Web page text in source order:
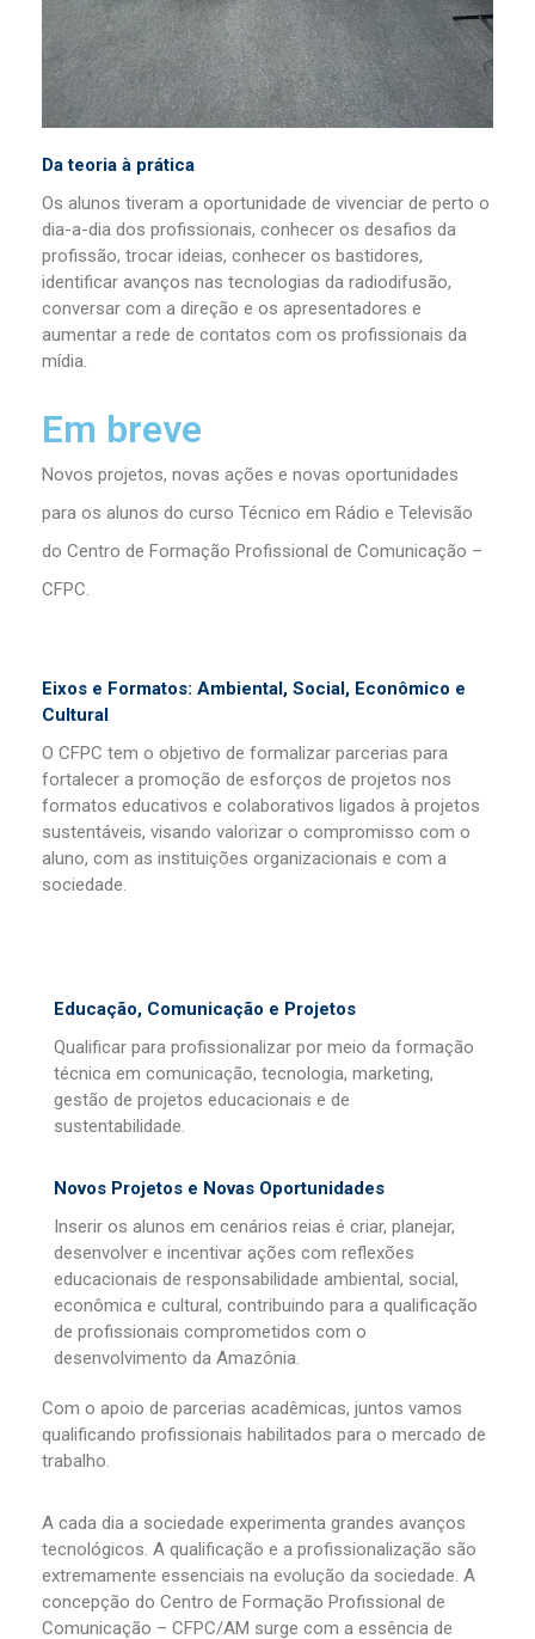
Da teoria à prática
Os alunos tiveram a oportunidade de vivenciar de perto o
dia-a-dia dos profissionais, conhecer os desafios da
profissão, trocar ideias, conhecer os bastidores,
identificar avanços nas tecnologias da radiodifusão,
conversar com a direção e os apresentadores e
aumentar a rede de contatos com os profissionais da
mídia.
Em breve
Novos projetos, novas ações e novas oportunidades
para os alunos do curso Técnico em Rádio e Televisão
do Centro de Formação Profissional de Comunicação –
CFPC.
Eixos e Formatos: Ambiental, Social, Econômico e
Cultural
O CFPC tem o objetivo de formalizar parcerias para
fortalecer a promoção de esforços de projetos nos
formatos educativos e colaborativos ligados à projetos
sustentáveis, visando valorizar o compromisso com o
aluno, com as instituições organizacionais e com a
sociedade.
Educação, Comunicação e Projetos
Qualificar para profissionalizar por meio da formação
técnica em comunicação, tecnologia, marketing,
gestão de projetos educacionais e de
sustentabilidade.
Novos Projetos e Novas Oportunidades
Inserir os alunos em cenários reias é criar, planejar,
desenvolver e incentivar ações com reflexões
educacionais de responsabilidade ambiental, social,
econômica e cultural, contribuindo para a qualificação
de profissionais comprometidos com o
desenvolvimento da Amazônia.
Com o apoio de parcerias acadêmicas, juntos vamos
qualificando profissionais habilitados para o mercado de
trabalho.
A cada dia a sociedade experimenta grandes avanços
tecnológicos. A qualificação e a profissionalização são
extremamente essenciais na evolução da sociedade. A
concepção do Centro de Formação Profissional de
Comunicação – CFPC/AM surge com a essência de